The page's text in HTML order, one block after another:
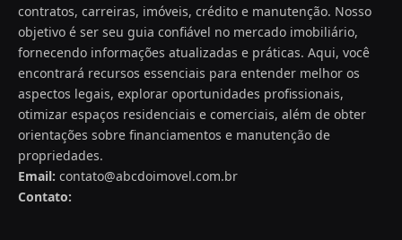
contratos, carreiras, imóveis, crédito e manutenção. Nosso
objetivo é ser seu guia confiável no mercado imobiliário,
fornecendo informações atualizadas e práticas. Aqui, você
encontrará recursos essenciais para entender melhor os
aspectos legais, explorar oportunidades profissionais,
otimizar espaços residenciais e comerciais, além de obter
orientações sobre financiamentos e manutenção de
propriedades.
Email: contato@abcdoimovel.com.br
Contato: